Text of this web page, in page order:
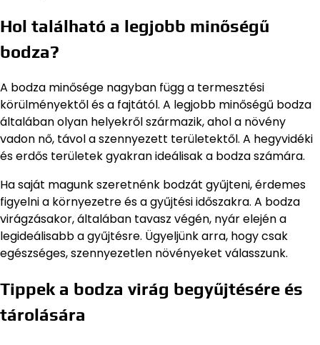
Hol található a legjobb minőségű
bodza?
A bodza minősége nagyban függ a termesztési
körülményektől és a fajtától. A legjobb minőségű bodza
általában olyan helyekről származik, ahol a növény
vadon nő, távol a szennyezett területektől. A hegyvidéki
és erdős területek gyakran ideálisak a bodza számára.
Ha saját magunk szeretnénk bodzát gyűjteni, érdemes
figyelni a környezetre és a gyűjtési időszakra. A bodza
virágzásakor, általában tavasz végén, nyár elején a
legideálisabb a gyűjtésre. Ügyeljünk arra, hogy csak
egészséges, szennyezetlen növényeket válasszunk.
Tippek a bodza virág begyűjtésére és
tárolására